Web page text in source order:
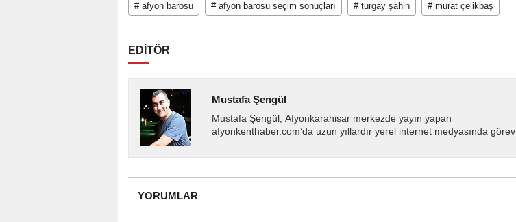
# afyon barosu # afyon barosu seçim sonuçları # turgay şahin # murat çelikbaş
EDİTÖR
Mustafa Şengül
Mustafa Şengül, Afyonkarahisar merkezde yayın yapan
afyonkenthaber.com’da uzun yıllardır yerel internet medyasında görev
YORUMLAR